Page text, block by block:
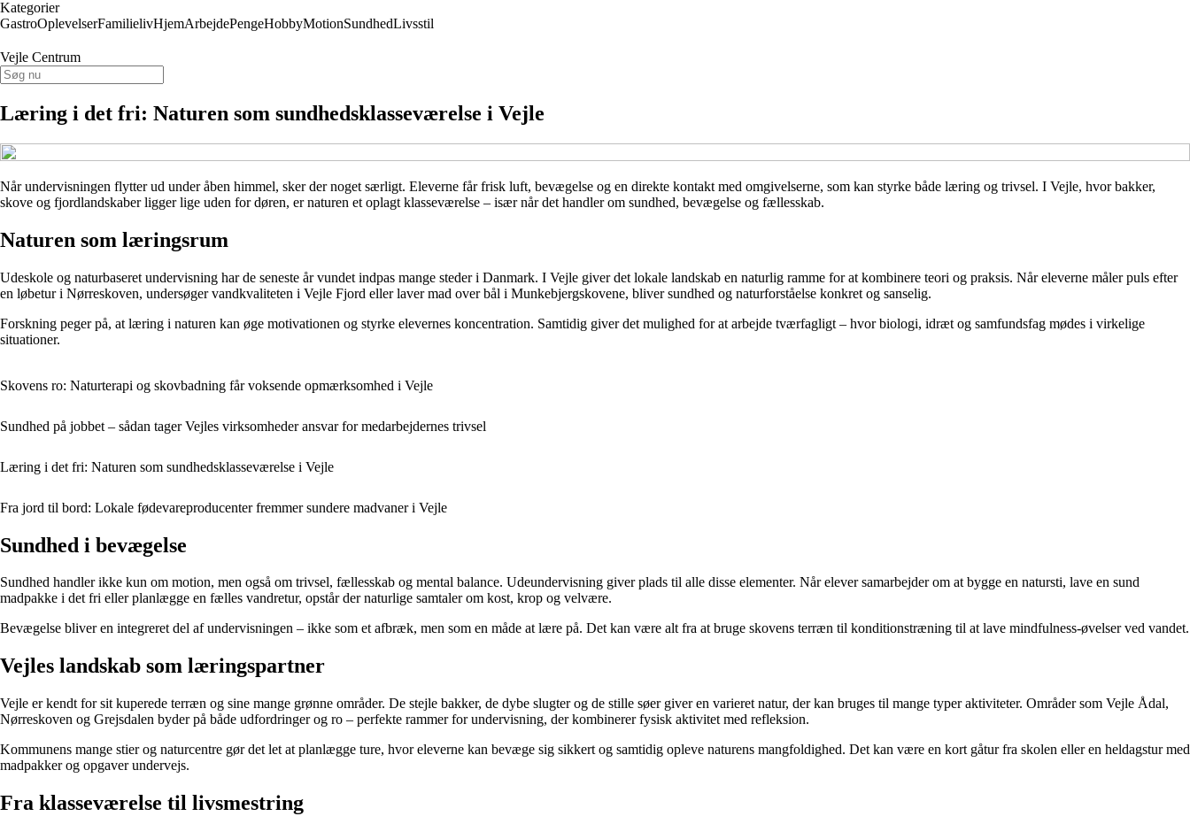
Kategorier
GastroOplevelserFamilielivHjemArbejdePengeHobbyMotionSundhedLivsstil
Vejle Centrum
Læring i det fri: Naturen som sundhedsklasseværelse i Vejle
Når undervisningen flytter ud under åben himmel, sker der noget særligt. Eleverne får frisk luft, bevægelse og en direkte kontakt med omgivelserne, som kan styrke både læring og trivsel. I Vejle, hvor bakker,
skove og fjordlandskaber ligger lige uden for døren, er naturen et oplagt klasseværelse – især når det handler om sundhed, bevægelse og fællesskab.
Naturen som læringsrum
Udeskole og naturbaseret undervisning har de seneste år vundet indpas mange steder i Danmark. I Vejle giver det lokale landskab en naturlig ramme for at kombinere teori og praksis. Når eleverne måler puls efter
en løbetur i Nørreskoven, undersøger vandkvaliteten i Vejle Fjord eller laver mad over bål i Munkebjergskovene, bliver sundhed og naturforståelse konkret og sanselig.
Forskning peger på, at læring i naturen kan øge motivationen og styrke elevernes koncentration. Samtidig giver det mulighed for at arbejde tværfagligt – hvor biologi, idræt og samfundsfag mødes i virkelige
situationer.
Skovens ro: Naturterapi og skovbadning får voksende opmærksomhed i Vejle
Sundhed på jobbet – sådan tager Vejles virksomheder ansvar for medarbejdernes trivsel
Læring i det fri: Naturen som sundhedsklasseværelse i Vejle
Fra jord til bord: Lokale fødevareproducenter fremmer sundere madvaner i Vejle
Sundhed i bevægelse
Sundhed handler ikke kun om motion, men også om trivsel, fællesskab og mental balance. Udeundervisning giver plads til alle disse elementer. Når elever samarbejder om at bygge en natursti, lave en sund
madpakke i det fri eller planlægge en fælles vandretur, opstår der naturlige samtaler om kost, krop og velvære.
Bevægelse bliver en integreret del af undervisningen – ikke som et afbræk, men som en måde at lære på. Det kan være alt fra at bruge skovens terræn til konditionstræning til at lave mindfulness-øvelser ved vandet.
Vejles landskab som læringspartner
Vejle er kendt for sit kuperede terræn og sine mange grønne områder. De stejle bakker, de dybe slugter og de stille søer giver en varieret natur, der kan bruges til mange typer aktiviteter. Områder som Vejle Ådal,
Nørreskoven og Grejsdalen byder på både udfordringer og ro – perfekte rammer for undervisning, der kombinerer fysisk aktivitet med refleksion.
Kommunens mange stier og naturcentre gør det let at planlægge ture, hvor eleverne kan bevæge sig sikkert og samtidig opleve naturens mangfoldighed. Det kan være en kort gåtur fra skolen eller en heldagstur med
madpakker og opgaver undervejs.
Fra klasseværelse til livsmestring